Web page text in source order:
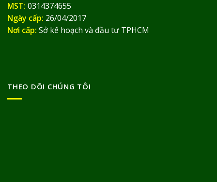
MST: 0314374655
Ngày cấp: 26/04/2017
Nơi cấp: Sở kế hoạch và đầu tư TPHCM
THEO DÕI CHÚNG TÔI